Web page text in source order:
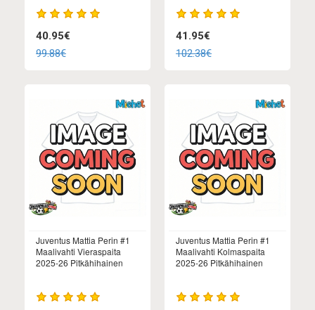
40.95€
99.88€
41.95€
102.38€
Juventus Mattia Perin #1
Maalivahti Vieraspaita
2025-26 Pitkähihainen
Juventus Mattia Perin #1
Maalivahti Kolmaspaita
2025-26 Pitkähihainen